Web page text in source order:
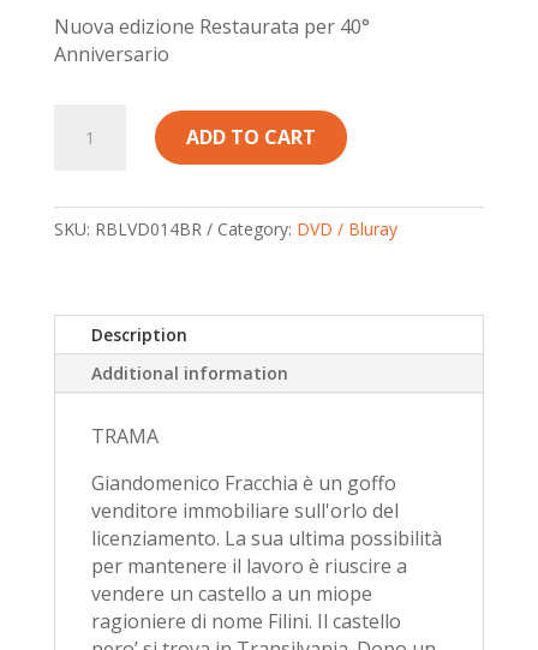
Nuova edizione Restaurata per 40°
Anniversario
CONTRO
di
-
Bluray
Preorder
quantity
ADD TO CART
SKU: RBLVD014BR Category: DVD / Bluray
Description
Additional information
TRAMA
Giandomenico Fracchia è un goffo
venditore immobiliare sull'orlo del
licenziamento. La sua ultima possibilità
per mantenere il lavoro è riuscire a
vendere un castello a un miope
ragioniere di nome Filini. Il castello